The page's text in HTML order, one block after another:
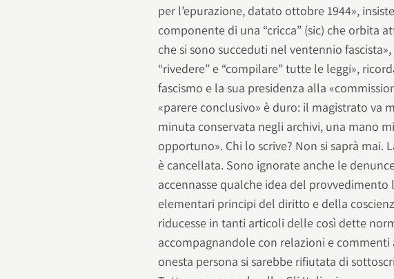
per l’epurazione, datato ottobre 1944»,
componente di una “cricca” (sic) che orbita
che si sono succeduti nel ventennio
“rivedere” e “compilare” tutte le leggi»,
fascismo e la sua presidenza alla
«parere conclusivo» è duro: il magistrato va
minuta conservata negli archivi, una mano
opportuno». Chi lo scrive? Non si saprà mai.
è cancellata. Sono ignorate anche le
accennasse qualche idea del
elementari principi del diritto e della
riducesse in tanti articoli delle così dette
accompagnandole con relazioni e
onesta persona si sarebbe rifiutata di